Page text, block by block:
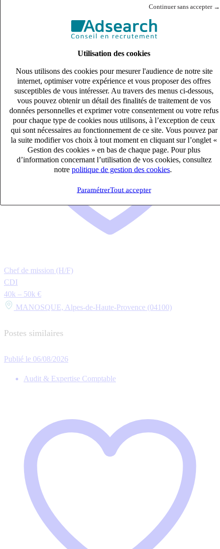
Continuer sans accepter →
Utilisation des cookies
Nous utilisons des cookies pour mesurer l'audience de notre site
internet, optimiser votre expérience et vous proposer des offres
susceptibles de vous intéresser. Au travers des menus ci-dessous,
vous pouvez obtenir un détail des finalités de traitement de vos
données personnelles et exprimer votre consentement ou votre refus
pour chaque type de cookies nous utilisons, à l’exception de ceux
qui sont nécessaires au fonctionnement de ce site. Vous pouvez par
la suite modifier vos choix à tout moment en cliquant sur l’onglet «
Gestion des cookies » en bas de chaque page. Pour plus
d’information concernant l’utilisation de vos cookies, consultez
notre politique de gestion des cookies
ParamétrerTout accepter
Audit & Expertise Comptable
Chef de mission (H/F)
CDI
40k – 50k €
MANOSQUE, Alpes-de-Haute-Provence (04100)
Postes similaires
Publié le 06/08/2026
Audit & Expertise Comptable